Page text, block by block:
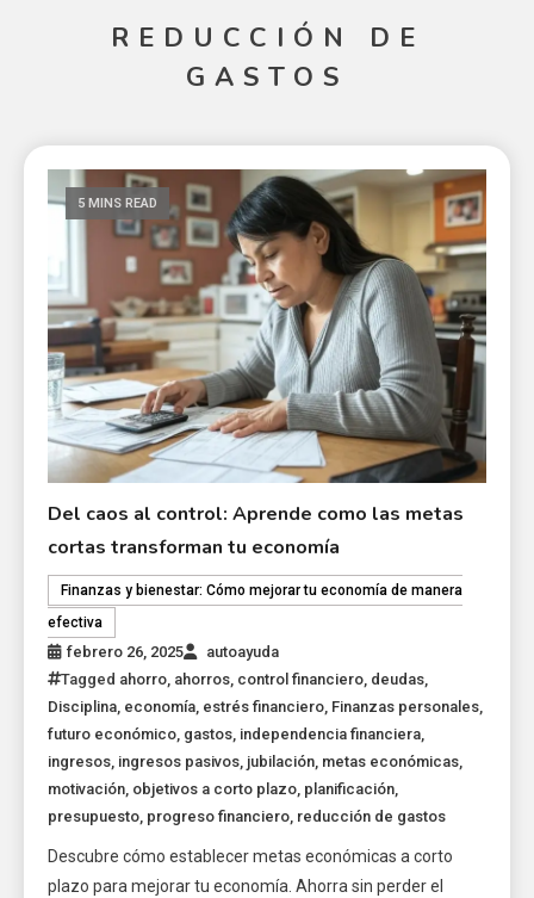
REDUCCIÓN DE
GASTOS
5 MINS READ
Del caos al control: Aprende como las metas
cortas transforman tu economía
Finanzas y bienestar: Cómo mejorar tu economía de manera
efectiva
febrero 26, 2025
autoayuda
Tagged ahorro, ahorros, control financiero, deudas,
Disciplina, economía, estrés financiero, Finanzas personales,
futuro económico, gastos, independencia financiera,
ingresos, ingresos pasivos, jubilación, metas económicas,
motivación, objetivos a corto plazo, planificación,
presupuesto, progreso financiero, reducción de gastos
Descubre cómo establecer metas económicas a corto
plazo para mejorar tu economía. Ahorra sin perder el